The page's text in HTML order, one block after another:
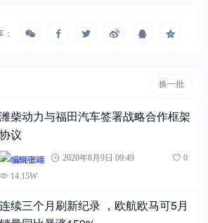
：
换一批
潍柴动力与福田汽车签署战略合作框架
协议
编辑张靖 2020年8月9日 09:49
0
14.15W
连续三个月刷新纪录 ，欧航欧马可5月